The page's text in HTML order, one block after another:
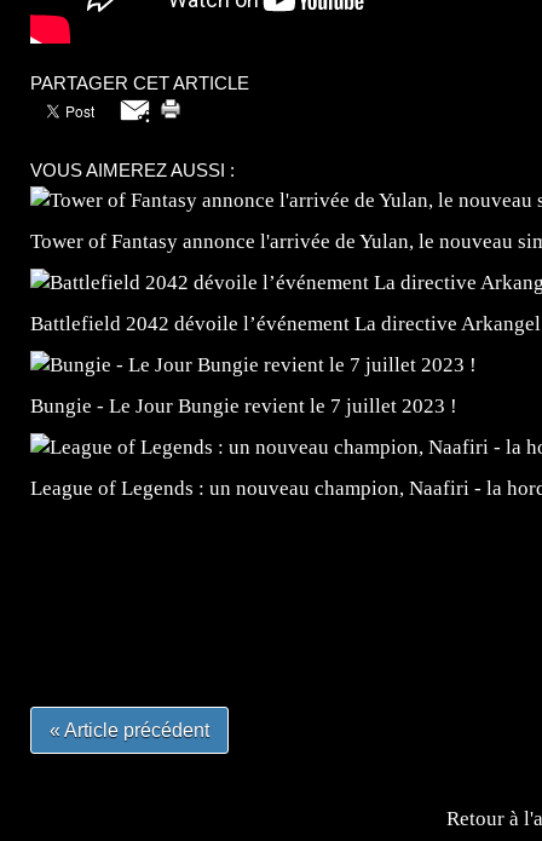
PARTAGER CET ARTICLE
VOUS AIMEREZ AUSSI :
Tower of Fantasy annonce l'arrivée de Yulan, le nouveau
Battlefield 2042 dévoile l’événement La directive Arkangel
Bungie - Le Jour Bungie revient le 7 juillet 2023 !
League of Legends : un nouveau champion, Naafiri - la
« Article précédent
Retour à